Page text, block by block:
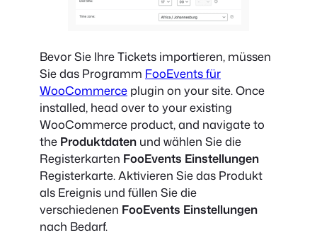
Bevor Sie Ihre Tickets importieren, müssen
Sie das Programm FooEvents für
WooCommerce plugin on your site. Once
installed, head over to your existing
WooCommerce product, and navigate to
the Produktdaten und wählen Sie die
Registerkarten FooEvents Einstellungen
Registerkarte. Aktivieren Sie das Produkt
als Ereignis und füllen Sie die
verschiedenen FooEvents Einstellungen
nach Bedarf.